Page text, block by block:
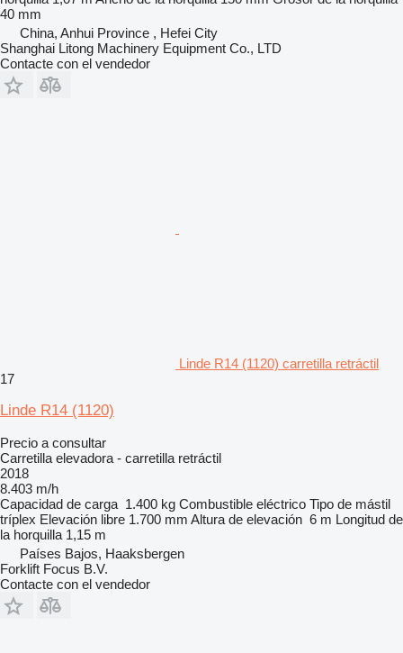
40 mm
China, Anhui Province , Hefei City
Shanghai Litong Machinery Equipment Co., LTD
Contacte con el vendedor
Linde R14 (1120) carretilla retráctil
17
Linde R14 (1120)
Precio a consultar
Carretilla elevadora - carretilla retráctil
2018
8.403 m/h
Capacidad de carga 1.400 kg Combustible eléctrico Tipo de mástil
tríplex Elevación libre 1.700 mm Altura de elevación 6 m Longitud de
la horquilla 1,15 m
Países Bajos, Haaksbergen
Forklift Focus B.V.
Contacte con el vendedor